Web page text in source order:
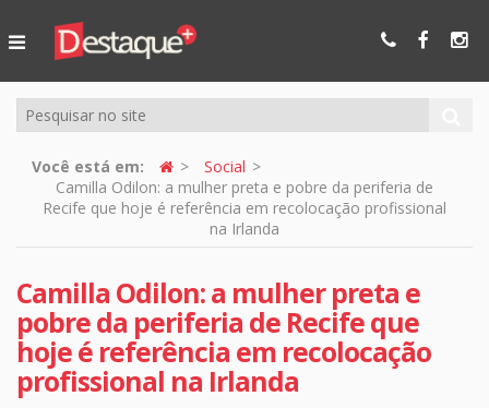
Online
Você está em:
Social
Camilla Odilon: a mulher preta e pobre da periferia de
Recife que hoje é referência em recolocação profissional
na Irlanda
Camilla Odilon: a mulher preta e
pobre da periferia de Recife que
hoje é referência em recolocação
profissional na Irlanda